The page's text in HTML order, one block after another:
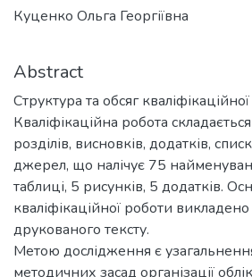
Куценко Ольга Георгіївна
Abstract
Структура та обсяг
Кваліфікаційна робота
розділів, висновків, додатків,
джерел, що налічує 75
таблиці, 5 рисунків, 5 додатків.
кваліфікаційної роботи
друкованого тексту.
Метою дослідження є
методичних засад організації